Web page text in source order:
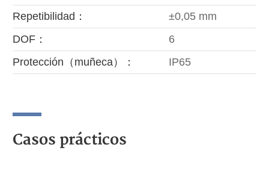
Repetibilidad：
±0,05 mm
DOF：
6
Protección（muñeca）：
IP65
Casos prácticos